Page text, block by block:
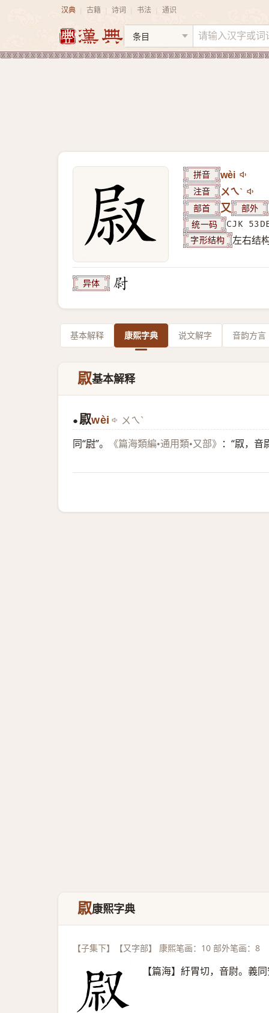
汉典 古籍 诗词 书法 通识
拼音 wèi
注音 ㄨㄟˋ
部首 又 部外
统一码 CJK
字形结构 左右结
异体
基本解释 康熙字典 说文解字 音韵方言
叞基本解释
● 叞wèi ㄨㄟˋ
同“尉”。 《篇海類編•通用類•又部》 ：“叞，音
叞康熙字典
【子集下】【又字部】 康熙笔画：10 部外笔画：8
【篇海】紆胃切，音尉。義